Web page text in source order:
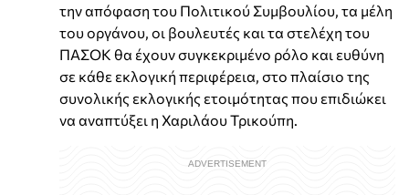
την απόφαση του Πολιτικού Συμβουλίου, τα μέλη
του οργάνου, οι βουλευτές και τα στελέχη του
ΠΑΣΟΚ θα έχουν συγκεκριμένο ρόλο και ευθύνη
σε κάθε εκλογική περιφέρεια, στο πλαίσιο της
συνολικής εκλογικής ετοιμότητας που επιδιώκει
να αναπτύξει η Χαριλάου Τρικούπη.